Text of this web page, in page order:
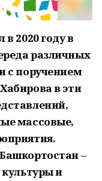
2020 году в
различных
с поручением
в эти
массовые,
–
и